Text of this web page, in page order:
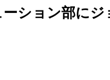
ション部に